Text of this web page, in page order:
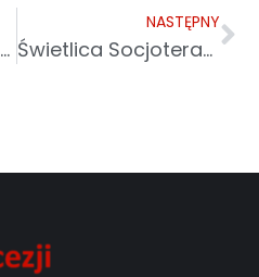
O działalności Caritas w TVP Rzeszów
NASTĘPNY
Świetlica Socjoterapeutyczna w Sanoku